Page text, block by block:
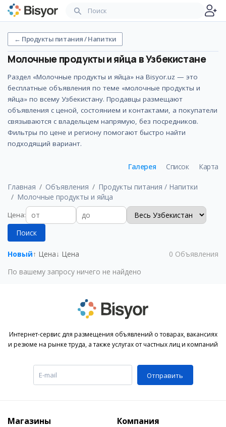
← Продукты питания / Напитки
Молочные продукты и яйца в Узбекистане
Раздел «Молочные продукты и яйца» на Bisyor.uz — это
бесплатные объявления по теме «молочные продукты и
яйца» по всему Узбекистану. Продавцы размещают
объявления с ценой, состоянием и контактами, а покупатели
связываются с владельцем напрямую, без посредников.
Фильтры по цене и региону помогают быстро найти
подходящий вариант.
Главная Объявления
Продукты питания / Напитки
Молочные продукты и яйца
Галерея Список Карта
Цена:
Поиск
Новый↑ Цена↓ Цена 0 Объявления
По вашему запросу ничего не найдено
Интернет-сервис для размещения объявлений о товарах, вакансиях
и резюме на рынке труда, а также услугах от частных лиц и компаний
Отправить
Магазины Компания